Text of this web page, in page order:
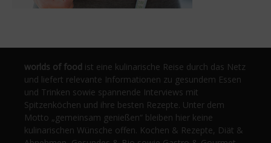
worlds of food ist eine kulinarische Reise durch das Netz
und liefert relevante Informationen zu gesundem Essen
und Trinken sowie spannende Interviews mit
Spitzenköchen und ihre besten Rezepte. Unter dem
Motto „gemeinsam genießen“ bleiben hier keine
kulinarischen Wünsche offen. Kochen & Rezepte, Diät &